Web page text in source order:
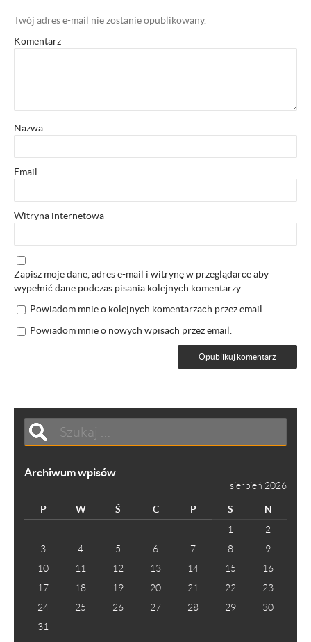
Twój adres e-mail nie zostanie opublikowany.
Komentarz
Nazwa
Email
Witryna internetowa
Zapisz moje dane, adres e-mail i witrynę w przeglądarce aby
wypełnić dane podczas pisania kolejnych komentarzy.
Powiadom mnie o kolejnych komentarzach przez email.
Powiadom mnie o nowych wpisach przez email.
Archiwum wpisów
sierpień 2026
P W Ś C P S N
1
2
3
4 5 6 7 8
9
10
11 12 13 14 15
16
17
18 19 20 21 22
23
24
25 26 27 28 29
30
31